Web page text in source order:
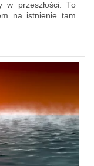
w przeszłości. To
na istnienie tam